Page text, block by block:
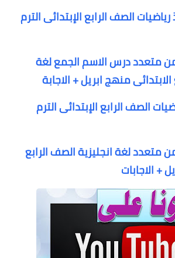
الصف الرابع الإبتدائى الترم
من متعدد درس الاسم الجمع لغة
منهج ابريل + الاجابة
الصف الرابع الإبتدائى الترم
متعدد لغة انجليزية الصف الرابع
+ الاجابات